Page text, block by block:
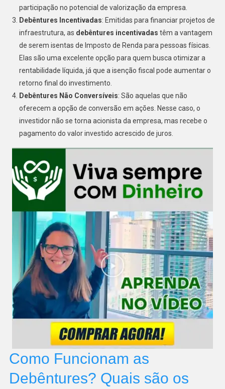
participação no potencial de valorização da empresa.
Debêntures Incentivadas: Emitidas para financiar projetos de
infraestrutura, as debêntures incentivadas têm a vantagem
de serem isentas de Imposto de Renda para pessoas físicas.
Elas são uma excelente opção para quem busca otimizar a
rentabilidade líquida, já que a isenção fiscal pode aumentar o
retorno final do investimento.
Debêntures Não Conversíveis: São aquelas que não
oferecem a opção de conversão em ações. Nesse caso, o
investidor não se torna acionista da empresa, mas recebe o
pagamento do valor investido acrescido de juros.
Como Funcionam as
Debêntures? Quais são os